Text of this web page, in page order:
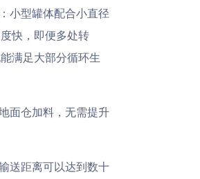
型罐体配合小直径
快，即便多处转
满足大部分循环生
仓加料，无需提升
距离可以达到数十